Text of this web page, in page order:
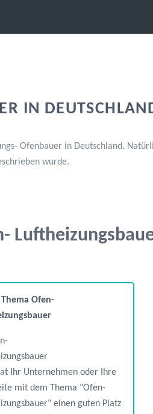
IN
Ofenbauer in Deutschland.
wurde.
Thema Ofen-
Ihr Unternehmen oder Ihre
mit dem Thema "Ofen-
einen guten Platz